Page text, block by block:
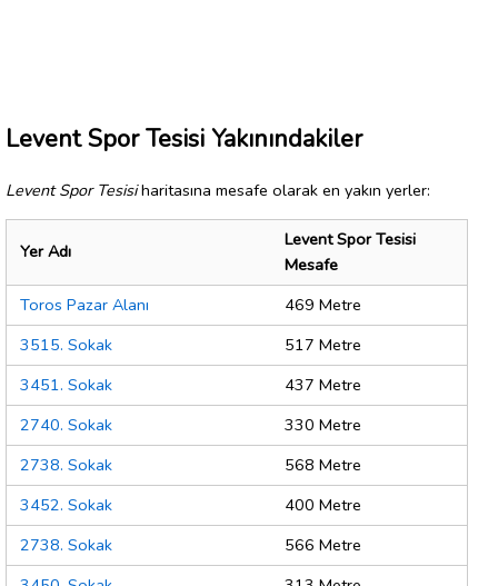
Levent Spor Tesisi Yakınındakiler
Levent Spor Tesisiharitasına mesafe olarak en yakın yerler:
Yer Adı
Levent Spor Tesisi
Mesafe
Toros Pazar Alanı
469 Metre
3515. Sokak
517 Metre
3451. Sokak
437 Metre
2740. Sokak
330 Metre
2738. Sokak
568 Metre
3452. Sokak
400 Metre
2738. Sokak
566 Metre